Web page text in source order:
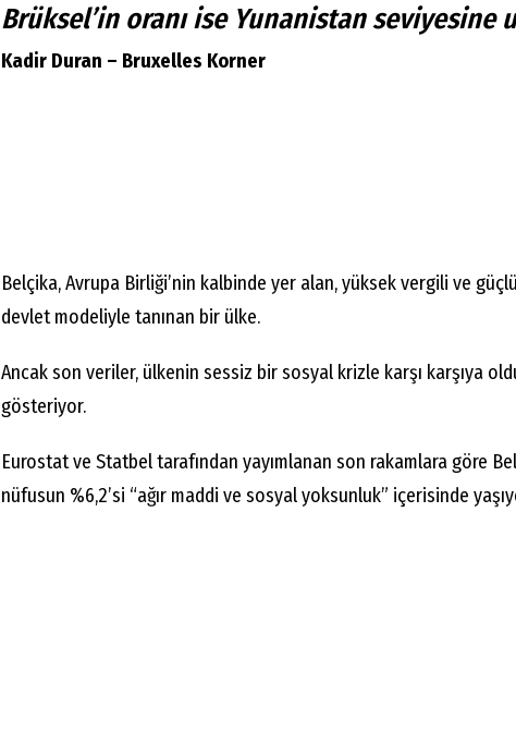
Brüksel’in oranı ise Yunanistan seviyesine
Kadir Duran – Bruxelles Korner
Belçika, Avrupa Birliği’nin kalbinde yer alan, yüksek vergili ve
devlet modeliyle tanınan bir ülke.
Ancak son veriler, ülkenin sessiz bir sosyal krizle karşı karşıya
gösteriyor.
Eurostat ve Statbel tarafından yayımlanan son rakamlara göre
nüfusun %6,2’si “ağır maddi ve sosyal yoksunluk” içerisinde